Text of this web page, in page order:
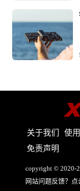
关于我们 使
免责声明
copyright © 2020-
网站问题反馈？点